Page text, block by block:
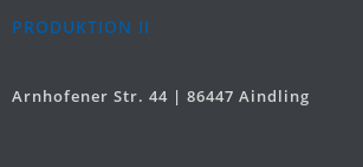
PRODUKTION II
Arnhofener Str. 44 | 86447 Aindling